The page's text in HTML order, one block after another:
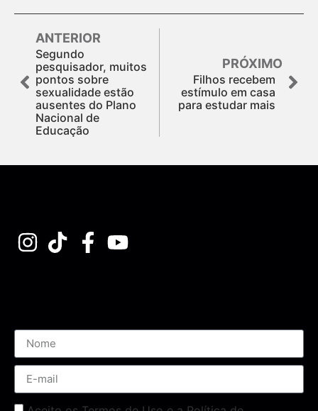
ANTERIOR
Segundo
pesquisador, muitos
pontos sobre
sexualidade estão
ausentes do Plano
Nacional de
Educação
PRÓXIMO
Filhos recebem
estímulo em casa
para estudar mais